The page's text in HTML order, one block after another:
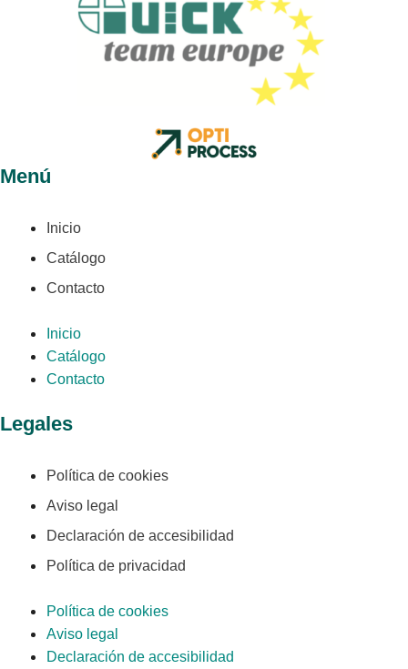
Menú
Inicio
Catálogo
Contacto
Inicio
Catálogo
Contacto
Legales
Política de cookies
Aviso legal
Declaración de accesibilidad
Política de privacidad
Política de cookies
Aviso legal
Declaración de accesibilidad